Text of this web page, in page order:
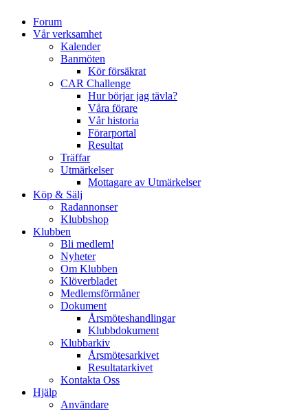
Forum
Vår verksamhet
Kalender
Banmöten
Kör försäkrat
CAR Challenge
Hur börjar jag tävla?
Våra förare
Vår historia
Förarportal
Resultat
Träffar
Utmärkelser
Mottagare av Utmärkelser
Köp & Sälj
Radannonser
Klubbshop
Klubben
Bli medlem!
Nyheter
Om Klubben
Klöverbladet
Medlemsförmåner
Dokument
Årsmöteshandlingar
Klubbdokument
Klubbarkiv
Årsmötesarkivet
Resultatarkivet
Kontakta Oss
Hjälp
Användare